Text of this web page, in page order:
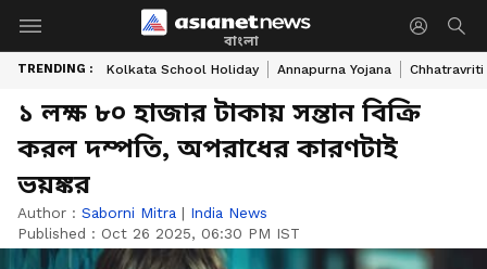
বাংলা
TRENDING : Kolkata School Holiday Annapurna Yojana Chhatravriti
১ লক্ষ ৮০ হাজার টাকায় সন্তান বিক্রি
করল দম্পতি, অপরাধের কারণটাই
ভয়ঙ্কর
Author : Saborni Mitra | India News
Published : Oct 26 2025, 06:30 PM IST